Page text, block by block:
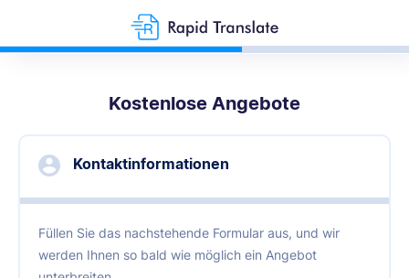
Kostenlose Angebote
Kontaktinformationen
Füllen Sie das nachstehende Formular aus, und wir
werden Ihnen so bald wie möglich ein Angebot